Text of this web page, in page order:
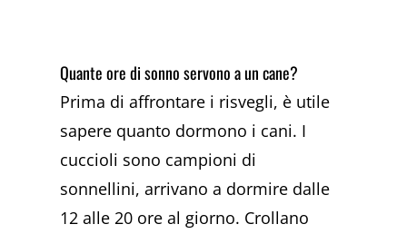
Quante ore di sonno servono a un cane?
Prima di affrontare i risvegli, è utile
sapere quanto dormono i cani. I
cuccioli sono campioni di
sonnellini, arrivano a dormire dalle
12 alle 20 ore al giorno. Crollano